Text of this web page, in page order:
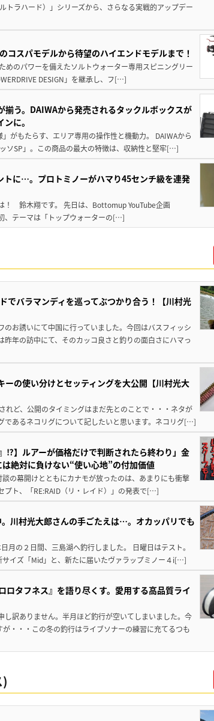
トラハード）」シリーズから、さらなる実戦的アップデー
コスパモデルから待望のハイエンドモデルまで！
めのパワーを備えたソルトウォーター専用スピニングリー
DESIGN」を継承し、フ[…]
揃う。DAIWAから発売されるタックルボックスが
に。
がもたらす、エリア専用の操作性と機動力。 DAIWAから
SP」。この商品の最大の特徴は、収納性と堅牢[…]
トに…。プロトミノーがハマり45センチ級を連発
！ 鈴木翔です。 先日は、Bottomup YouTube企画
、テーマは「トップウォーターの[…]
でバラマンディを巡ってぶつかり合う！【川村光
お誘いにて中国に行っていました。今回はバスフィッシ
年の訪中にて、そのカッコ良さと釣りの面白さにハマっ
の使い分けとセッティングを大公開【川村光大
れど、公開のタイミングはまだ先とのことで・・・ネタが
であるネコリグについて記したいと思います。ネコリグ[…]
⁉】ルアーが価格だけで判断されたら終わり」金
絶対に負けない“使い心地”の付加価値
の幕開けとともにカナモが放ったのは、あまりにも衝撃
プト、「RE:RAID（リ・レイド）」の発表で[…]
川村光大郎さんの手ごたえは…。オカッパリでも
月の２日間、三島湖へ釣行しました。 日曜日はテスト。
イズ「Mid」と、新たに届いたヴァラップミノー４i[…]
ロタフネス』を語り尽くす。愛用する高品質ライ
訳ありません。半月ほど釣行が空いてしまいました。今
・・・この冬の釣行はライブソナーの練習に充てるつも